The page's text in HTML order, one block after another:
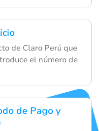
de Claro Perú que
el número de
de Pago y